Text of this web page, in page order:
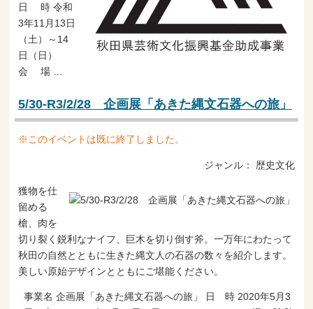
日 時 令和
3年11月13日
（土）～14
日（日）
会 場 …
5/30-R3/2/28 企画展「あきた縄文石器への旅」
※このイベントは既に終了しました。
ジャンル： 歴史文化
獲物を仕
留める
槍、肉を
切り裂く鋭利なナイフ、巨木を切り倒す斧。一万年にわたって
秋田の自然とともに生きた縄文人の石器の数々を紹介します。
美しい原始デザインとともにご堪能ください。
事業名 企画展「あきた縄文石器への旅」 日 時 2020年5月3